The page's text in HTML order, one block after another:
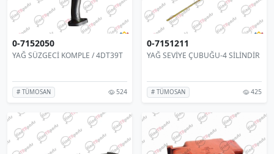
0-7152050
YAĞ SÜZGECİ KOMPLE / 4DT39T
# TÜMOSAN 524
0-7151211
YAĞ SEVİYE ÇUBUĞU-4 SİLİNDİR
# TÜMOSAN 425